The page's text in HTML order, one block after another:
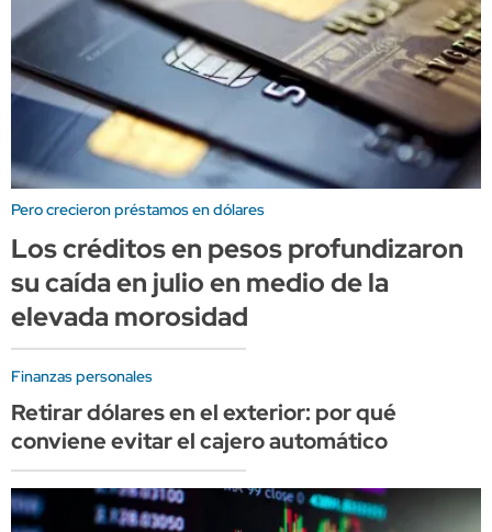
Pero crecieron préstamos en dólares
Los créditos en pesos profundizaron
su caída en julio en medio de la
elevada morosidad
Finanzas personales
Retirar dólares en el exterior: por qué
conviene evitar el cajero automático